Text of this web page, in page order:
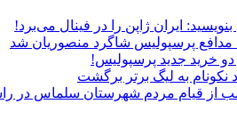
ایران ژاپن را در فینال می‌برد!
پرسپولیس شاگرد منصوریان شد
دو خرید جدید پرسپولیس!
نکونام به لیگ برتر برگشت